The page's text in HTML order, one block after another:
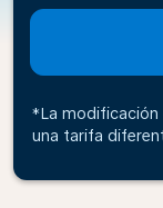
*La modificación
una tarifa